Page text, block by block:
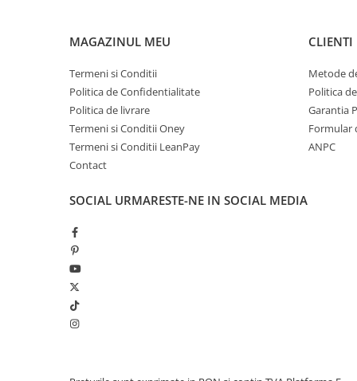
MAGAZINUL MEU
Termeni si Conditii
Politica de Confidentialitate
Politica de livrare
Termeni si Conditii Oney
Termeni si Conditii LeanPay
Contact
CLIENTI
Metode
Politica
Garantia
Formular
ANPC
SOCIAL URMARESTE-NE IN SOCIAL MEDIA